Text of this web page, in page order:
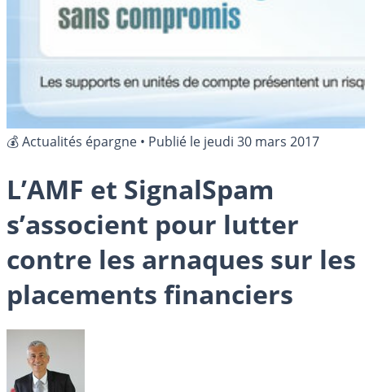
💰 Actualités épargne • Publié le jeudi 30 mars 2017
L’AMF et SignalSpam
s’associent pour lutter
contre les arnaques sur les
placements financiers